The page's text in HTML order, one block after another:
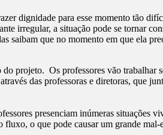
dignidade para esse momento tão
irregular, a situação pode se tornar
saibam que no momento em que ela
projeto. Os professores vão trabalhar
das professoras e diretoras, que
presenciam inúmeras situações
o que pode causar um grande mal-